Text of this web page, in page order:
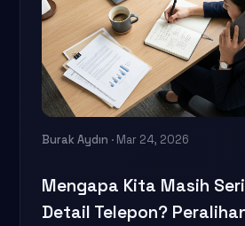
Burak Aydın · Mar 24, 2026
Mengapa Kita Masih
Detail Telepon?